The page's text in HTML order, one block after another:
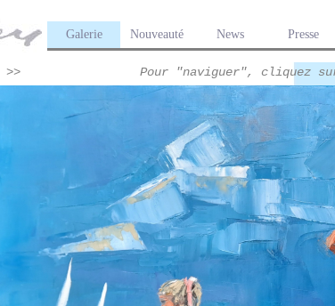
Galerie Nouveauté News Presse
>> Pour "naviguer", cliquez